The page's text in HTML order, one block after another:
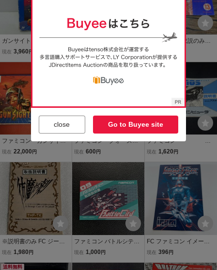
ガンサイト
現在 3,960 円
説明書付き
現在 13,000円
送料無料 【取説のみ】
ファミコン ミネルバト
ンサーガ ラゴンの復
活 TAITO
現在
ファミコン ガンサイ
ト 箱、説明書付き 良
現在 22,000 円
ファミコン クォース
説明書
現在 600 円
送料無料
ファミコン ゲ
イモス (取説のみ)
現在 1,620 円
※説明書のみ FC ジーキ
ル博士の彷魔が刻 ファミ
現在 1,980 円
ファミコン バトルシティ
ー 取扱説明書 ナムコ nam
現在 1,000 円
FC ファミコン イメージ
ファイト 説明書のみ
現在 396 円
送料無料
close Go to Buyee site